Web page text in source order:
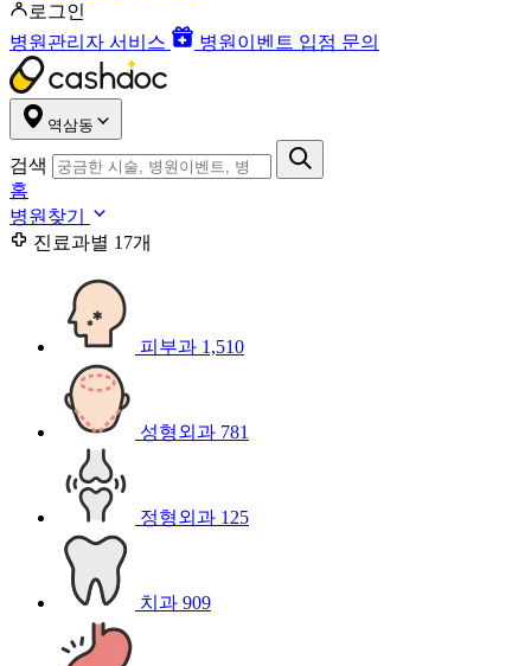
로그인
병원관리자 서비스
병원이벤트 입점 문의
역삼동
검색
홈
병원찾기
진료과별 17개
피부과 1,510
성형외과 781
정형외과 125
치과 909